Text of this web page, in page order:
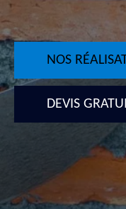
NOS
DEVIS